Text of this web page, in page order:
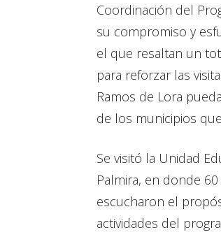
Coordinación del
su compromiso y
el que resaltan un
para reforzar las
Ramos de Lora
de los municipios
Se visitó la Unidad
Palmira, en donde
escucharon el
actividades del